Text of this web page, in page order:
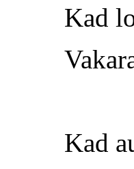
Kad
Kad